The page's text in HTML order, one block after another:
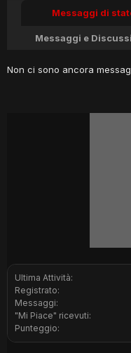
Ultima Attività:
Registrato:
Messaggi:
"Mi Piace" ricevuti:
Punteggio:
Messaggi di
Messaggi e
Non ci sono ancora